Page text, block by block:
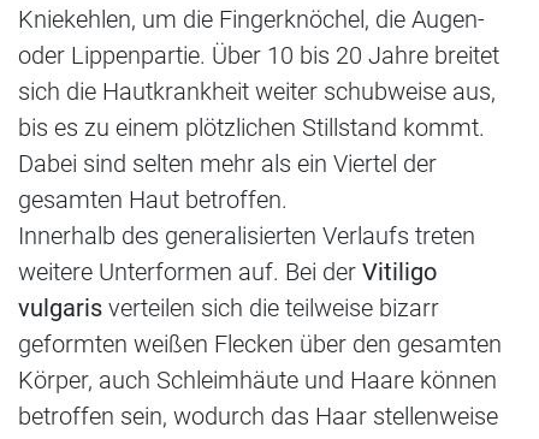
Kniekehlen, um die Fingerknöchel, die Augen-
oder Lippenpartie. Über 10 bis 20 Jahre breitet
sich die Hautkrankheit weiter schubweise aus,
bis es zu einem plötzlichen Stillstand kommt.
Dabei sind selten mehr als ein Viertel der
gesamten Haut betroffen.
Innerhalb des generalisierten Verlaufs treten
weitere Unterformen auf. Bei der Vitiligo
vulgaris verteilen sich die teilweise bizarr
geformten weißen Flecken über den gesamten
Körper, auch Schleimhäute und Haare können
betroffen sein, wodurch das Haar stellenweise